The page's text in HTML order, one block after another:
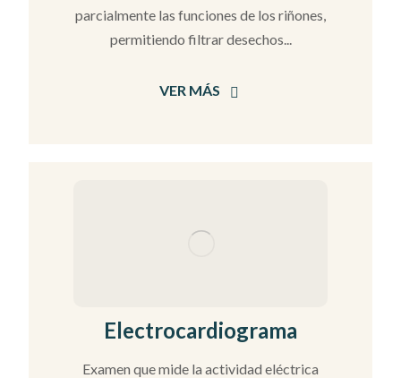
parcialmente las funciones de los riñones,
permitiendo filtrar desechos...
VER MÁS
Electrocardiograma
Examen que mide la actividad eléctrica